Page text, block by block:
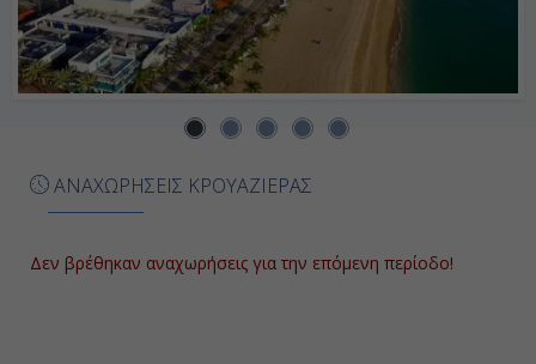
Αποβίβαση
ΑΝΑΧΩΡΗΣΕΙΣ ΚΡΟΥΑΖΙΕΡΑΣ
Δεν βρέθηκαν αναχωρήσεις για την επόμενη περίοδο!